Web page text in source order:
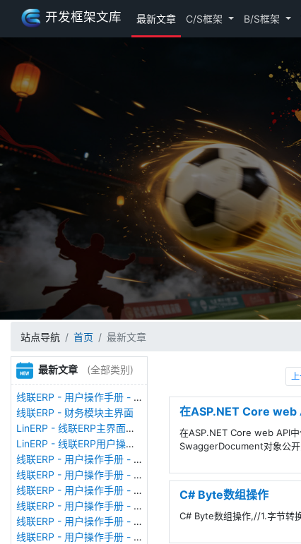
开发框架文库 最新文章 C/S框架 B/S框架
站点导航 首页 最新文章
最新文章 (全部类别)
线联ERP - 用户操作手册 - 存货期初
线联ERP - 财务模块主界面
LinERP - 线联ERP主界面（HOME）
LinERP - 线联ERP用户操作手册 - 系统登陆
线联ERP - 用户操作手册 - 查看在线用户
线联ERP - 用户操作手册 - 数据备份
线联ERP - 用户操作手册 - 工厂管理
线联ERP - 用户操作手册 - 帐套管理
线联ERP - 用户操作手册 - 语种设置
线联ERP - 用户操作手册 - 国际化多语言
在ASP.NET Core web
在ASP.NET Core web API
SwaggerDocument对象公
C# Byte数组操作
C# Byte数组操作,//1.字节